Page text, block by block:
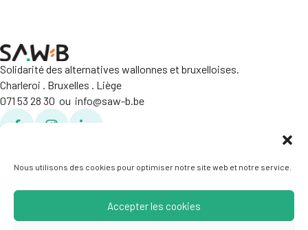
Nous utilisons des cookies pour optimiser notre site web et notre service.
Accepter les cookies
Solidarité des alternatives wallonnes et bruxelloises.
Charleroi . Bruxelles . Liège
071 53 28 30 ou info@saw-b.be
FacebookFacebookLinkedin
Crédits